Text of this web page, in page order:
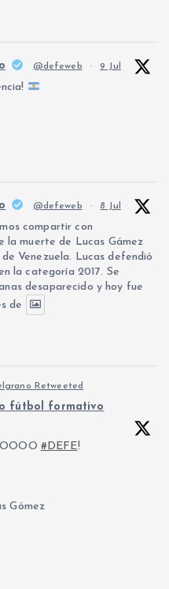
@defeweb · 9 Jul
@defeweb · 8 Jul
compartir con
la muerte de Lucas Gámez
Venezuela. Lucas defendió
la categoría 2017. Se
desaparecido y hoy fue
de
Retweeted
fútbol formativo
#DEFE!
Gómez